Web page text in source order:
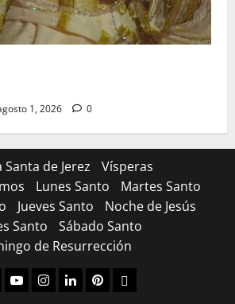
1, 2026 0
Santa de Jerez
Vísperas
Lunes Santo
Martes Santo
Jueves Santo
Noche de Jesús
Santo
Sábado Santo
de Resurrección
YoutubeInstagram
LinkedPinterestDribbble